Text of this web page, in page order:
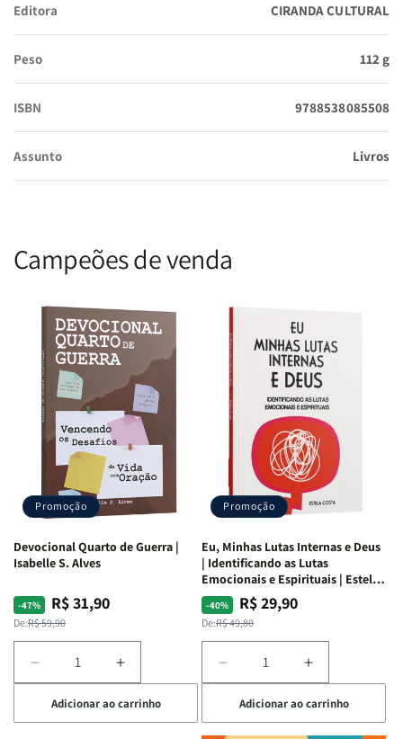
Editora CIRANDA CULTURAL
Peso 112 g
ISBN 9788538085508
Assunto Livros
Campeões de venda
Promoção
Devocional Quarto de Guerra |
Isabelle S. Alves
-47%
Preço
normal
De:R$ 59,90
Preço
promocional
R$ 31,90
Diminuir
a
quantidade
de
Aumentar
a
quantidade
de
Adicionar ao carrinho
Promoção
Eu, Minhas Lutas Internas e Deus
| Identificando as Lutas
Emocionais e Espirituais | Estela
Costa
-40%
Preço
normal
De:R$ 49,80
Preço
promocional
R$ 29,90
Diminuir
a
quantidade
de
Aumentar
a
quantidade
de
Adicionar ao carrinho